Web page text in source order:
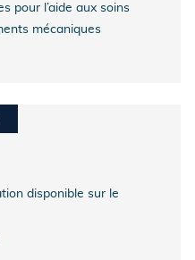
pour l’aide aux soins
mécaniques
disponible sur le